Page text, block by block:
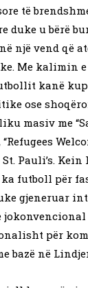
të
duke u bërë
një vend që
Me kalimin e
kanë
ose
masiv me
Pauli’s.
futboll për
gjeneruar
për
bazë në